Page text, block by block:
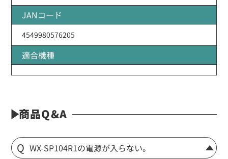
JANコード
4549980576205
適合機種
商品Q&A
WX-SP104R1の電源が入らない。